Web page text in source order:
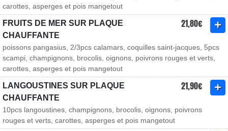
carottes, asperges et pois mangetout
FRUITS DE MER SUR PLAQUE
CHAUFFANTE
21,80€
poissons pangasius, 2/3pcs calamars, coquilles saint-jacques, 5pcs
scampi, champignons, brocolis, oignons, poivrons rouges et verts,
carottes, asperges et pois mangetout
LANGOUSTINES SUR PLAQUE
CHAUFFANTE
21,90€
10pcs langoustines, champignons, brocolis, oignons, poivrons
rouges et verts, carottes, asperges et pois mangetout